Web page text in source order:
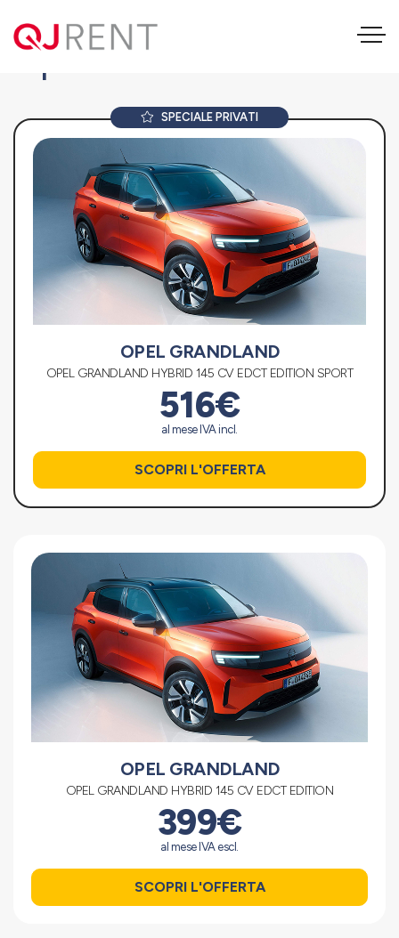
Opel Grandland
SPECIALE PRIVATI
OPEL GRANDLAND
OPEL GRANDLAND HYBRID 145 CV EDCT EDITION SPORT
516€
al mese IVA incl.
SCOPRI L'OFFERTA
OPEL GRANDLAND
OPEL GRANDLAND HYBRID 145 CV EDCT EDITION
399€
al mese IVA escl.
SCOPRI L'OFFERTA